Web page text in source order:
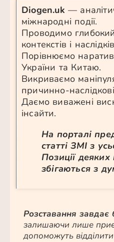
Diogen.uk —
міжнародні події.
Проводимо
контекстів і
Порівнюємо
України та Китаю.
Викриваємо
причинно-
Даємо виважені
інсайти.
На порталі
статті ЗМІ з
Позиції деяких
збігаються з
Розставання
залишаючи лише
допоможуть